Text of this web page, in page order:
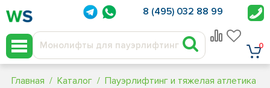
8 (495) 032 88 99
0
Главная Каталог Пауэрлифтинг и тяжелая атлетика